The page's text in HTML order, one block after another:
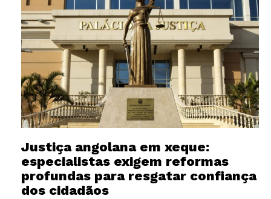
Justiça angolana em xeque:
especialistas exigem reformas
profundas para resgatar confiança
dos cidadãos